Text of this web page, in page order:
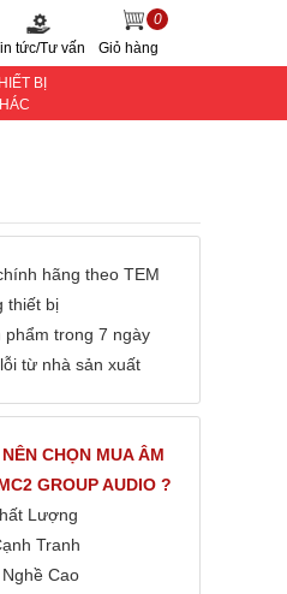
tức/Tư vấn
0
Giỏ hàng
BỊ
hãng theo TEM
thiết bị
phẩm trong 7 ngày
từ nhà sản xuất
CHỌN MUA ÂM
GROUP AUDIO ?
Lượng
Tranh
Nghề Cao